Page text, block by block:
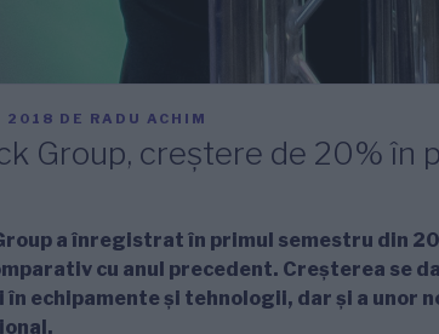
2018 DE RADU ACHIM
Group, creștere de 20% în
a înregistrat în primul semestru din
cu anul precedent. Creșterea se
în echipamente şi tehnologii, dar și a unor